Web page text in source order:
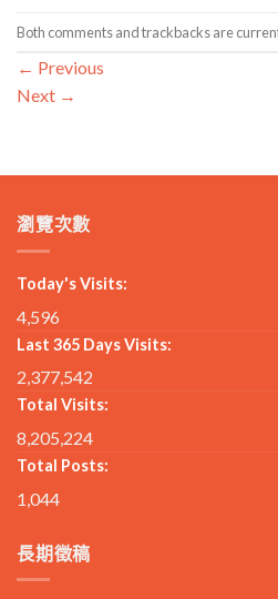
Both comments and trackbacks are
← Previous
Next →
瀏覽次數
Today's Visits:
4,596
Last 365 Days Visits:
2,377,542
Total Visits:
8,205,224
Total Posts:
1,044
長期徵稿